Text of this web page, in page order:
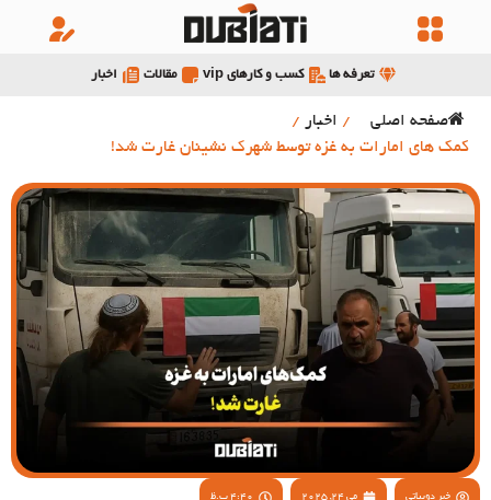
تعرفه ها کسب و کارهای vip مقالات اخبار
صفحه اصلی / اخبار /
کمک های امارات به غزه توسط شهرک نشینان غارت شد!
خبر دوبیاتی می 24, 2025 4:40 ب.ظ